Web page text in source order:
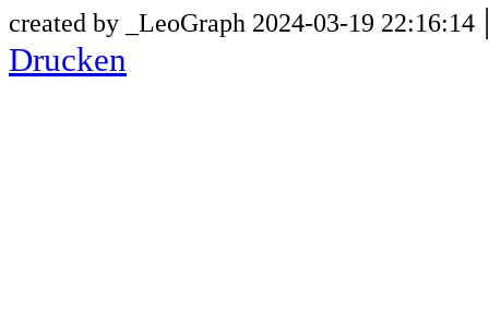
created by _LeoGraph 2024-03-19 22:16:14
Drucken